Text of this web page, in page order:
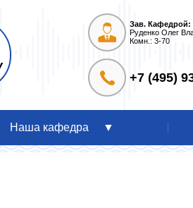
Зав. Кафедрой:
Руденко Олег
Комн.: 3-70
+7 (495)
Наша кафедра